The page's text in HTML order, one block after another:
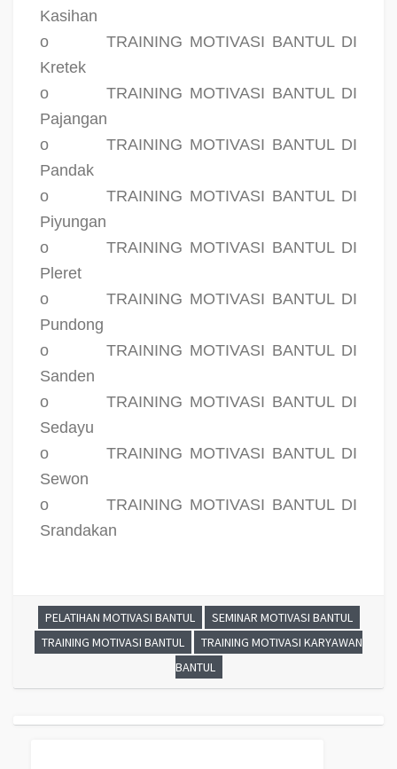
Kasihan
o
TRAINING MOTIVASI BANTUL DI
Kretek
o
TRAINING MOTIVASI BANTUL DI
Pajangan
o
TRAINING MOTIVASI BANTUL DI
Pandak
o
TRAINING MOTIVASI BANTUL DI
Piyungan
o
TRAINING MOTIVASI BANTUL DI
Pleret
o
TRAINING MOTIVASI BANTUL DI
Pundong
o
TRAINING MOTIVASI BANTUL DI
Sanden
o
TRAINING MOTIVASI BANTUL DI
Sedayu
o
TRAINING MOTIVASI BANTUL DI
Sewon
o
TRAINING MOTIVASI BANTUL DI
Srandakan
PELATIHAN MOTIVASI BANTUL
SEMINAR MOTIVASI BANTUL
TRAINING MOTIVASI BANTUL
TRAINING MOTIVASI KARYAWAN
BANTUL